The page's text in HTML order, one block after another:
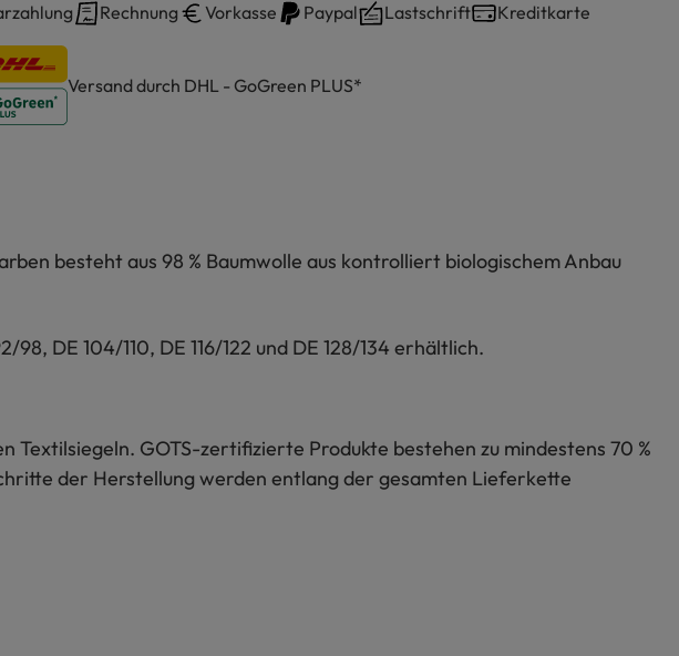
Rechnung Vorkasse Paypal Lastschrift Kreditkarte
Versand durch DHL - GoGreen PLUS*
besteht aus 98 % Baumwolle aus kontrolliert biologischem Anbau
DE 104/110, DE 116/122 und DE 128/134 erhältlich.
GOTS-zertifizierte Produkte bestehen zu mindestens 70 %
der Herstellung werden entlang der gesamten Lieferkette